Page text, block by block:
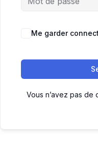
Me garder
Vous n’avez pas de